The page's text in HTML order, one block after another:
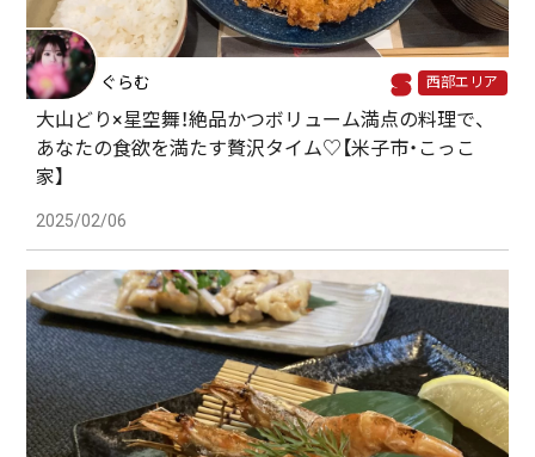
ぐらむ 西部エリア
大山どり×星空舞！絶品かつボリューム満点の料理で、
あなたの食欲を満たす贅沢タイム♡【米子市・こっこ
家】
2025/02/06